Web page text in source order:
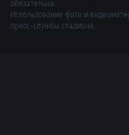
обязательна.
Использование фото и
пресс-службы стадиона.